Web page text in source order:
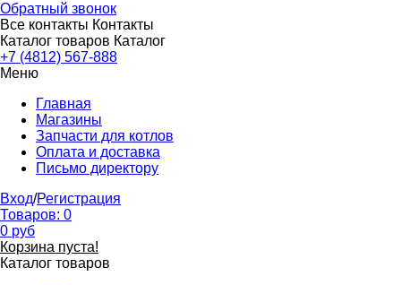
Обратный звонок
Все контакты Контакты
Каталог товаров Каталог
+7 (4812) 567-888
Меню
Главная
Магазины
Запчасти для котлов
Оплата и доставка
Письмо директору
Вход/Регистрация
Товаров: 0
0 руб
Корзина пуста!
Каталог товаров